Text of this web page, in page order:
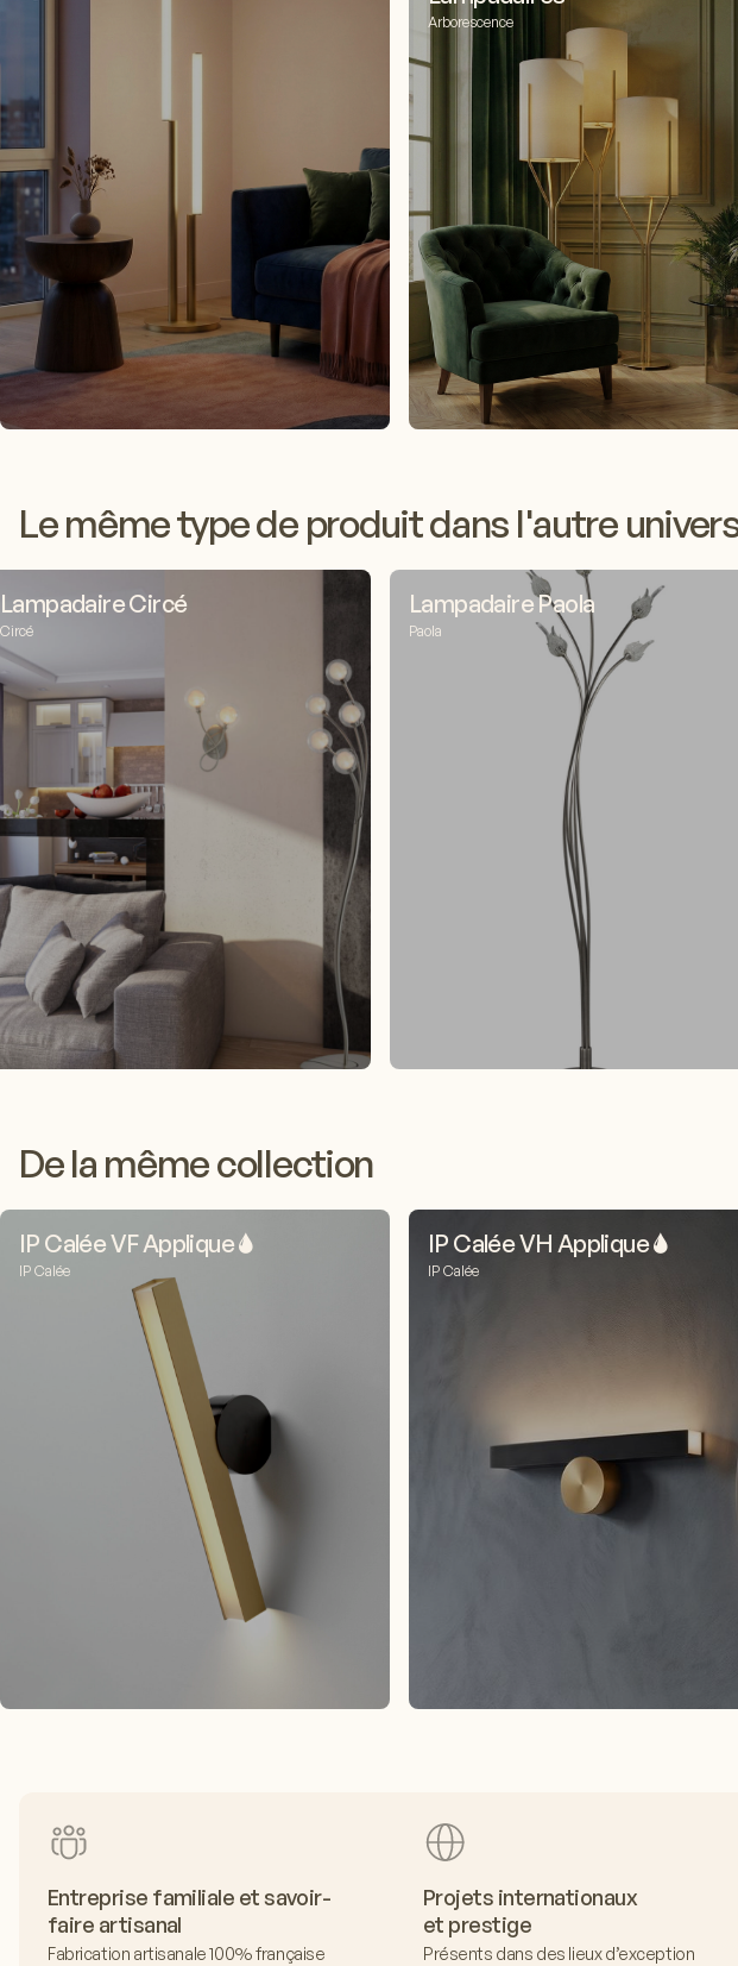
Arborescence
Le même type de produit dans l'autre
Lampadaire Circé
Circé
Lampadaire Paola
Paola
De la même collection
IP Calée VF Applique 🌢
IP Calée
IP Calée VH Applique 🌢
IP Calée
Entreprise familiale et savoir-
faire artisanal
Fabrication artisanale 100% française
Projets internationaux
et prestige
Présents dans des lieux d’exception